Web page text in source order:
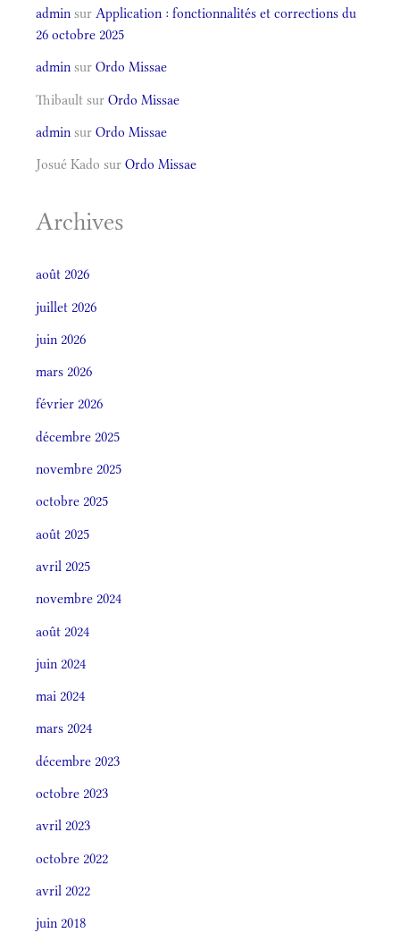
admin sur Application : fonctionnalités et corrections du
26 octobre 2025
admin sur Ordo Missae
Thibault sur Ordo Missae
admin sur Ordo Missae
Josué Kado sur Ordo Missae
Archives
août 2026
juillet 2026
juin 2026
mars 2026
février 2026
décembre 2025
novembre 2025
octobre 2025
août 2025
avril 2025
novembre 2024
août 2024
juin 2024
mai 2024
mars 2024
décembre 2023
octobre 2023
avril 2023
octobre 2022
avril 2022
juin 2018